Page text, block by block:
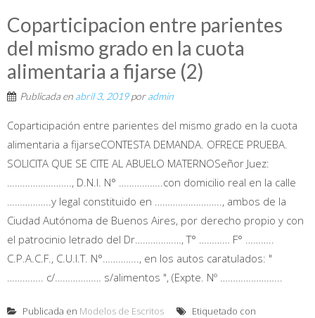
Coparticipacion entre parientes
del mismo grado en la cuota
alimentaria a fijarse (2)
Publicada en abril 3, 2019poradmin
Coparticipación entre parientes del mismo grado en la cuota
alimentaria a fijarseCONTESTA DEMANDA. OFRECE PRUEBA.
SOLICITA QUE SE CITE AL ABUELO MATERNOSeñor Juez:
……………………., D.N.I. N° ……………..con domicilio real en la calle
……………..y legal constituido en …………………….., ambos de la
Ciudad Autónoma de Buenos Aires, por derecho propio y con
el patrocinio letrado del Dr………………, T° ………… F° ………..
C.P.A.C.F., C.U.I.T. N°………….., en los autos caratulados: "
………….. c/……………… s/alimentos ", (Expte. Nº …………………...
Publicada en Modelos de Escritos
Etiquetado con